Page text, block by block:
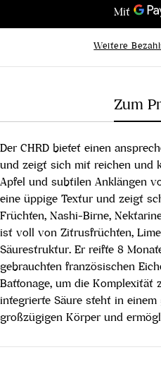
Weitere
Zum
Der CHRD bietet einen
und zeigt sich mit reichen und
Apfel und subtilen Anklängen
eine üppige Textur und zeigt
Früchten, Nashi-Birne,
ist voll von Zitrusfrüchten,
Säurestruktur. Er reifte 8
gebrauchten französischen
Battonage, um die Komplexität
integrierte Säure steht in
großzügigen Körper und